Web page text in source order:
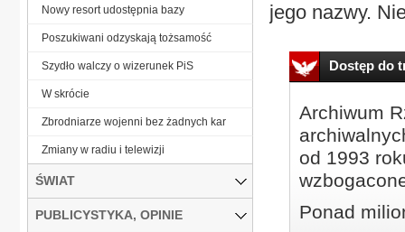
jego nazwy.
Dostęp do
Archiwum
od 1993
Ponad
Nowy resort udostępnia bazy
Poszukiwani odzyskają tożsamość
Szydło walczy o wizerunek PiS
W skrócie
Zbrodniarze wojenni bez żadnych kar
Zmiany w radiu i telewizji
ŚWIAT
PUBLICYSTYKA, OPINIE